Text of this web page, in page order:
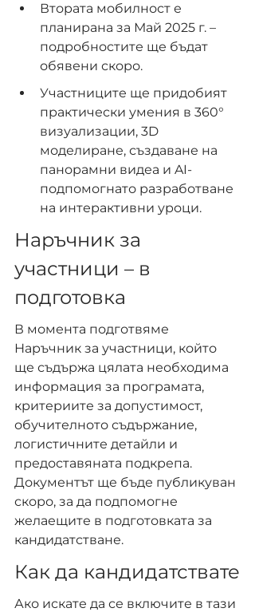
Втората мобилност е
планирана за Май 2025 г. –
подробностите ще бъдат
обявени скоро.
Участниците ще придобият
практически умения в 360°
визуализации, 3D
моделиране, създаване на
панорамни видеа и AI-
подпомогнато разработване
на интерактивни уроци.
Наръчник за
участници – в
подготовка
В момента подготвяме
Наръчник за участници, който
ще съдържа цялата необходима
информация за програмата,
критериите за допустимост,
обучителното съдържание,
логистичните детайли и
предоставяната подкрепа.
Документът ще бъде публикуван
скоро, за да подпомогне
желаещите в подготовката за
кандидатстване.
Как да кандидатствате
Ако искате да се включите в тази